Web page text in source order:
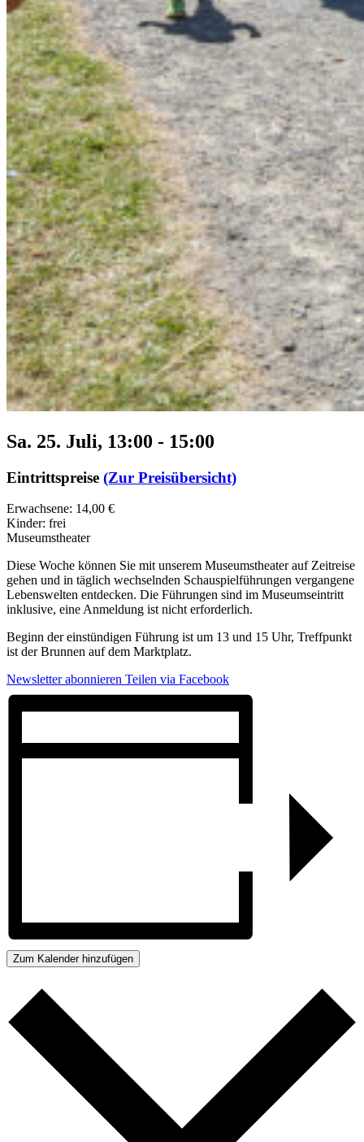
Sa. 25. Juli, 13:00 - 15:00
Eintrittspreise (Zur Preisübersicht)
Erwachsene: 14,00 €
Kinder: frei
Museumstheater
Diese Woche können Sie mit unserem Museumstheater auf Zeitreise
gehen und in täglich wechselnden Schauspielführungen vergangene
Lebenswelten entdecken. Die Führungen sind im Museumseintritt
inklusive, eine Anmeldung ist nicht erforderlich.
Beginn der einstündigen Führung ist um 13 und 15 Uhr, Treffpunkt
ist der Brunnen auf dem Marktplatz.
Newsletter abonnieren Teilen via Facebook
Zum Kalender hinzufügen